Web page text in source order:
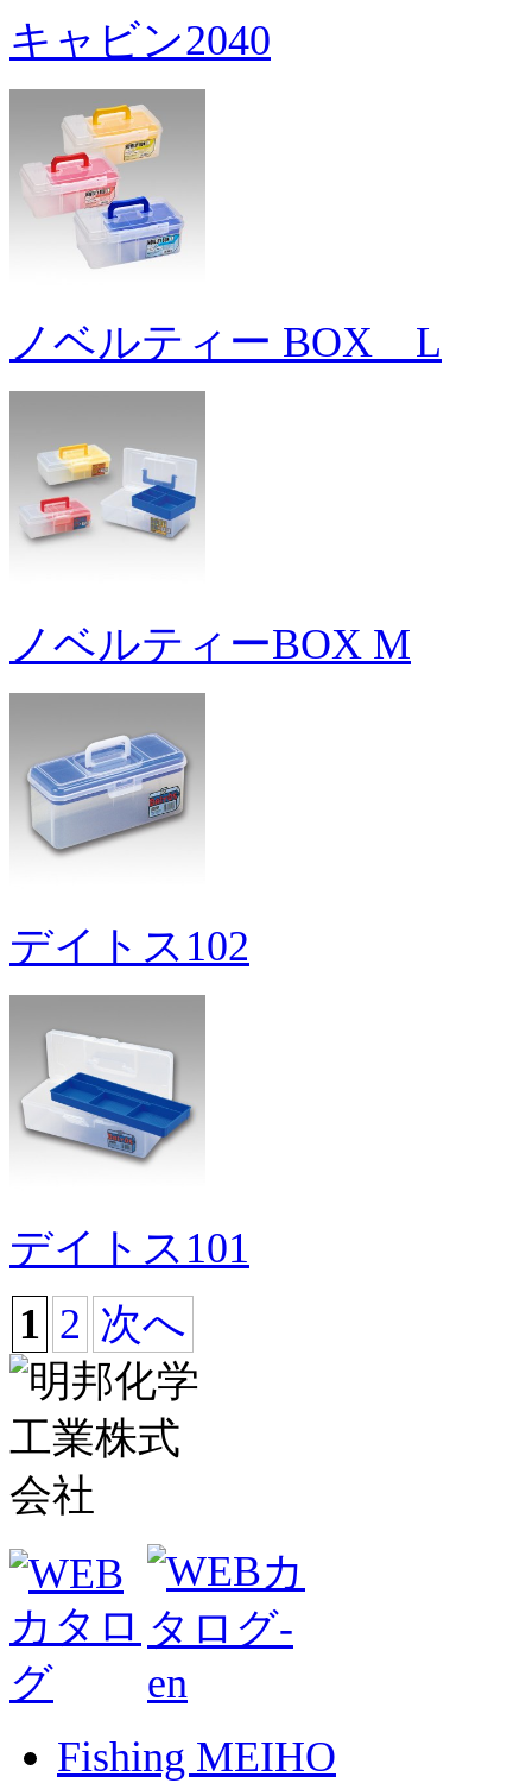
キャビン2040
ノベルティー BOX L
ノベルティーBOX M
デイトス102
デイトス101
1 2 次へ
Fishing MEIHO